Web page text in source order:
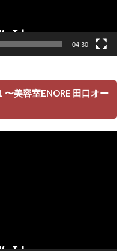
04:30
美容室ENORE 田口オー